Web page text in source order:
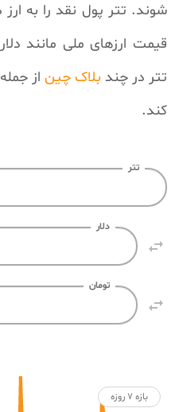
شوند. تتر پول نقد را به ارز
قیمت ارزهای ملی مانند
تتر در چند بلاک چین
کند.
تتر

دلار

تومان
بازه ۷ روزه